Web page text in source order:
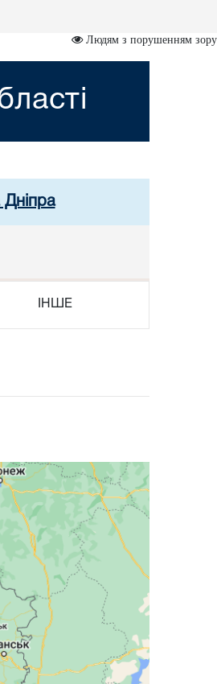
Людям з порушенням зору
Дніпра
ІНШЕ